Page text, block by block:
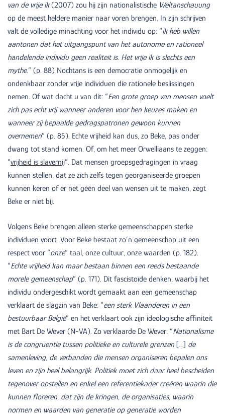
van de vrije ik(2007) zou hij zijn nationalistische Weltanschauung
op de meest heldere manier naar voren brengen. In zijn schrijven
valt de volledige minachting voor het individu op: “ik heb willen
aantonen dat het uitgangspunt van het autonome en rationeel
handelende individu geen realiteit is. Het vrije ik is slechts een
mythe.” (p. 88) Nochtans is een democratie onmogelijk en
ondenkbaar zonder vrije individuen die rationele beslissingen
nemen. Of wat dacht u van dit: “Een grote groep van mensen voelt
zich pas echt vrij wanneer anderen voor hen keuzes maken en
wanneer zij bepaalde gedragspatronen gewoon kunnen
overnemen” (p. 85). Echte vrijheid kan dus, zo Beke, pas onder
dwang tot stand komen. Of, om het meer Orwelliaans te zeggen:
“vrijheid is slavernij”. Dat mensen groepsgedragingen in vraag
kunnen stellen, dat ze zich zelfs tegen georganiseerde groepen
kunnen keren of er net géén deel van wensen uit te maken, zegt
Beke er niet bij.
Volgens Beke brengen alleen sterke gemeenschappen sterke
individuen voort. Voor Beke bestaat zo’n gemeenschap uit een
respect voor “onze” taal, onze cultuur, onze waarden (p. 182).
“Echte vrijheid kan maar bestaan binnen een reeds bestaande
morele gemeenschap” (p. 171). Dit fascistoïde denken, waarbij het
individu ondergeschikt wordt gemaakt aan een gemeenschap
verklaart de slagzin van Beke: “een sterk Vlaanderen in een
bestuurbaar België” en het verklaart ook zijn ideologische affiniteit
met Bart De Wever (N-VA). Zo verklaarde De Wever: “Nationalisme
is de congruentie tussen politieke en culturele grenzen […] de
samenleving, de verbanden die mensen organiseren bepalen ons
leven en zijn heel belangrijk. Politiek moet zich daar heel bescheiden
tegenover opstellen en enkel een referentiekader creëren waarin die
kunnen floreren, dat zijn de kringen, de organisaties, waarin
normen en waarden van generatie op generatie worden